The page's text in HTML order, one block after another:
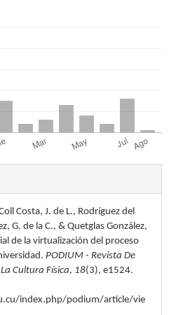
Costa, J. de L., Rodríguez del
G. de la C., & Quetglas González,
de la virtualización del proceso
PODIUM - Revista De
Cultura Física, 18(3), e1524.
index.php/podium/article/vie